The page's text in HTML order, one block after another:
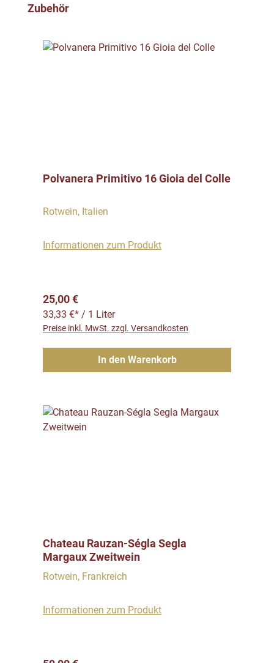
Produktgalerie überspringen
Zubehör
Polvanera Primitivo 16 Gioia del Colle
Rotwein, Italien
Informationen zum Produkt
Regulärer Preis:
25,00 €
33,33 €* / 1 Liter
Preise inkl. MwSt. zzgl. Versandkosten
In den Warenkorb
Chateau Rauzan-Ségla Segla
Margaux Zweitwein
Rotwein, Frankreich
Informationen zum Produkt